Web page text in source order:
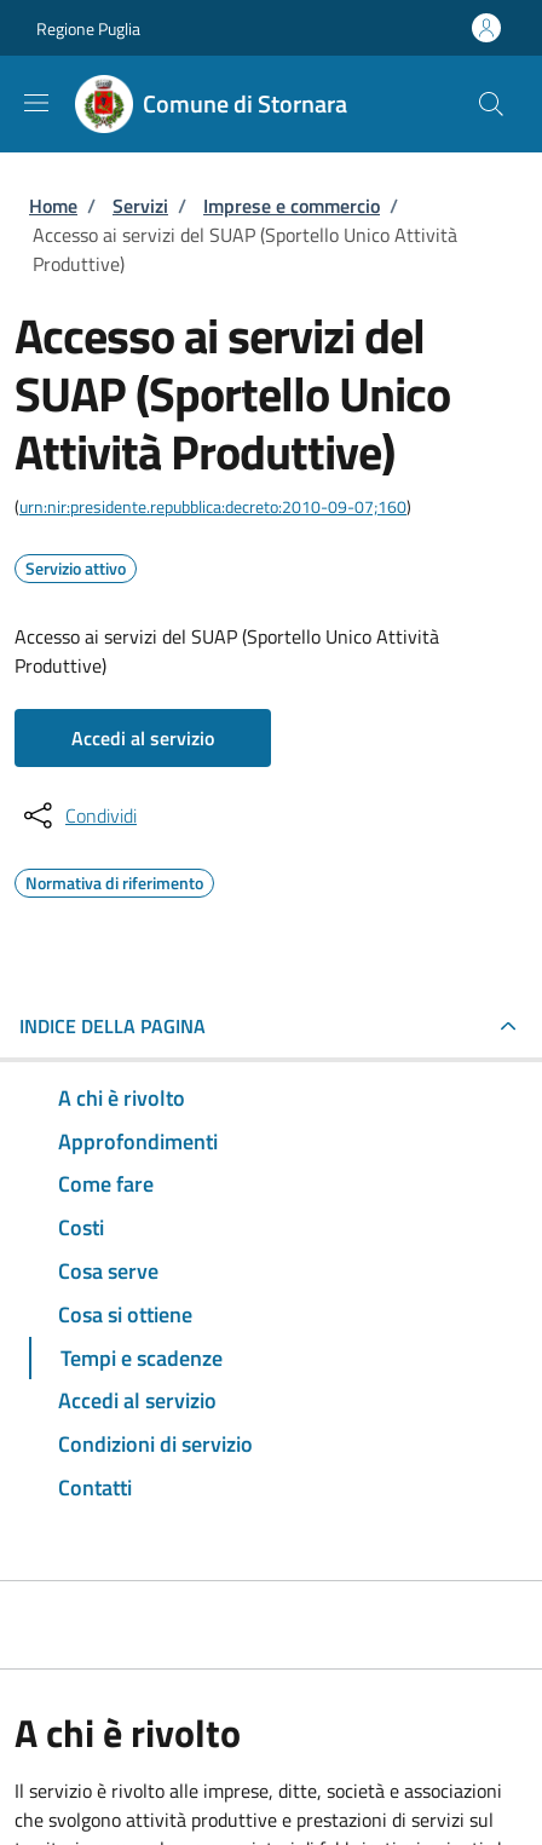
Regione Puglia
Comune di Stornara
Briciole di pane
Home / Servizi / Imprese e commercio /
Accesso ai servizi del SUAP (Sportello Unico Attività
Produttive)
Accesso ai servizi del
SUAP (Sportello Unico
Attività Produttive)
(urn:nir:presidente.repubblica:decreto:2010-09-07;160)
Servizio attivo
Accesso ai servizi del SUAP (Sportello Unico Attività
Produttive)
Accedi al servizio
Condividi
Normativa di riferimento
INDICE DELLA PAGINA
A chi è rivolto
Approfondimenti
Come fare
Costi
Cosa serve
Cosa si ottiene
Tempi e scadenze
Accedi al servizio
Condizioni di servizio
Contatti
A chi è rivolto
Il servizio è rivolto alle imprese, ditte, società e associazioni
che svolgono attività produttive e prestazioni di servizi sul